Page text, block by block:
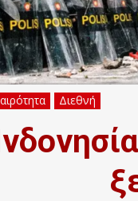
Διεθνή